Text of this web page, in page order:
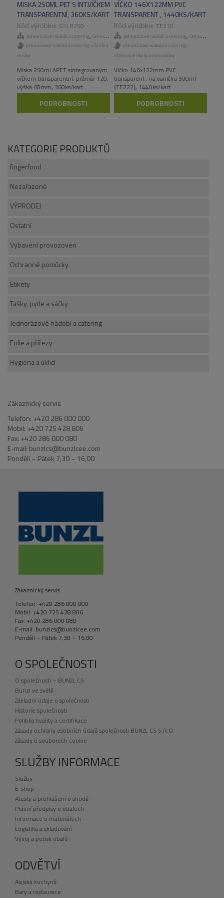
MISKA 250ML PET S INT.VÍČKEM
TRANSPARENTNÍ, 360KS/KART
GSLR250
Jednorázové nádobí a catering, Odnosné obaly a menuboxy
Jednorázové nádobí a catering->Talíře a
misky
Miska 250ml APET sintegrovaným
víčkem transparentní, průměr 120,
výška 68mm, 360ks/kart
PODROBNOSTI
VÍČKO 146X122MM PVC
TRANSPARENT , 1440KS/KART
TE230
Jednorázové nádobí a catering, Odnosné obaly a menuboxy
Jednorázové nádobí a catering-
>Odnosné obaly a menuboxy
Víčko 146x122mm PVC
transparent , na vaničku 500ml
(TE227), 1440ks/kart
PODROBNOSTI
KATEGORIE PRODUKTŮ
fingerfood
Nezařazené
VÝPRODEJ
Ostatní
Vybavení provozoven
Ochranné pomůcky
Etikety
Tašky, pytle a sáčky
Jednorázové nádobí a catering
Folie a přířezy
Hygiena a úklid
Zákaznický servis
Telefon: +420 286 000 000
Mobil: +420 725 428 806
Fax: +420 286 000 080
E-mail: bunzlcs@bunzlcee.com
Pondělí – Pátek 7,30 – 16,00
Zákaznický servis
Telefon: +420 286 000 000
Mobil: +420 725 428 806
Fax: +420 286 000 080
E-mail: bunzlcs@bunzlcee.com
Pondělí – Pátek 7,30 – 16,00
O SPOLEČNOSTI
O společnosti – BUNZL CS
Bunzl ve světě
Základní údaje o společnosti
Historie společnosti
Politika kvality a certifikace
Zásady ochrany osobních údajů společnosti BUNZL CS S.R.O.
Zásady o souborech cookie
SLUŽBY INFORMACE
Služby
E-shop
Atesty a prohlášení o shodě
Právní předpisy o obalech
Informace o materiálech
Logistika a skladování
Vývoj a potisk obalů
ODVĚTVÍ
Asijská kuchyně
Bary a restaurace